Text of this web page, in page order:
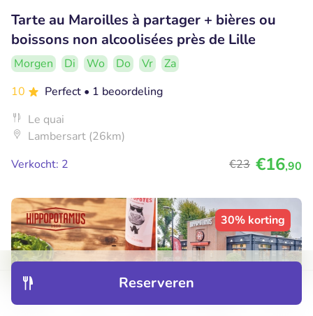
Reserveren
Tarte au Maroilles à partager + bières ou
boissons non alcoolisées près de Lille
Morgen Di Wo Do Vr
Za
10
Perfect • 1 beoordeling
Le quai
Lambersart (26km)
Verkocht: 2
€23 €16,90
30% korting